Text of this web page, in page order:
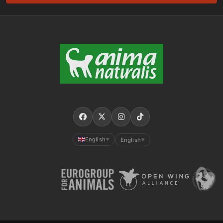
English ▼ English ▼